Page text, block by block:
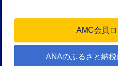
ANAのふるさと納